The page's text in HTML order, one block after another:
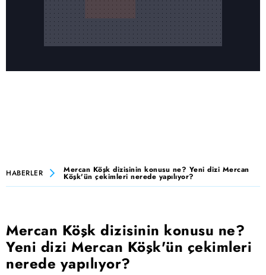
HABERLER Mercan Köşk dizisinin konusu ne? Yeni dizi Mercan
Köşk'ün çekimleri nerede yapılıyor?
Mercan Köşk dizisinin konusu ne?
Yeni dizi Mercan Köşk'ün çekimleri
nerede yapılıyor?